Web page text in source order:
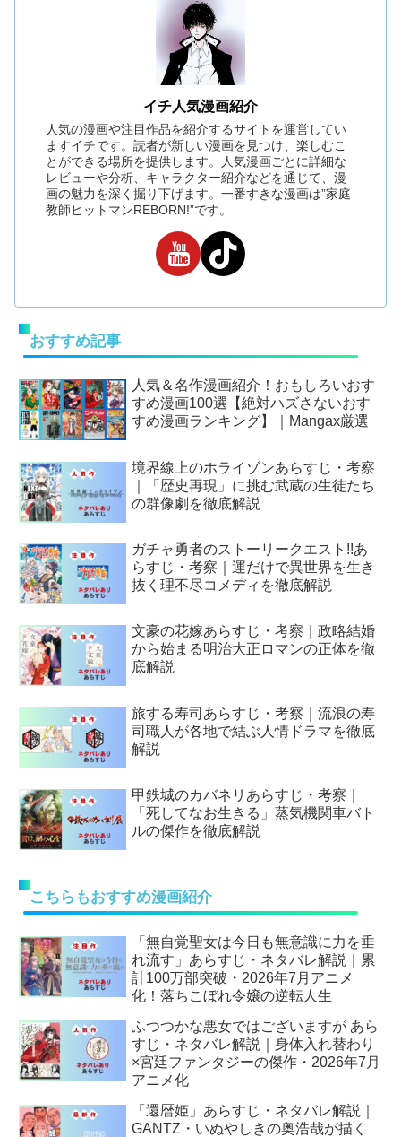
イチ人気漫画紹介
人気の漫画や注目作品を紹介するサイトを運営してい
ますイチです。読者が新しい漫画を見つけ、楽しむこ
とができる場所を提供します。人気漫画ごとに詳細な
レビューや分析、キャラクター紹介などを通じて、漫
画の魅力を深く掘り下げます。一番すきな漫画は”家庭
教師ヒットマンREBORN!”です。
おすすめ記事
人気＆名作漫画紹介！おもしろいおす
すめ漫画100選【絶対ハズさないおす
すめ漫画ランキング】｜Mangax厳選
境界線上のホライゾンあらすじ・考察
｜「歴史再現」に挑む武蔵の生徒たち
の群像劇を徹底解説
ガチャ勇者のストーリークエスト!!あ
らすじ・考察｜運だけで異世界を生き
抜く理不尽コメディを徹底解説
文豪の花嫁あらすじ・考察｜政略結婚
から始まる明治大正ロマンの正体を徹
底解説
旅する寿司あらすじ・考察｜流浪の寿
司職人が各地で結ぶ人情ドラマを徹底
解説
甲鉄城のカバネリあらすじ・考察｜
「死してなお生きる」蒸気機関車バト
ルの傑作を徹底解説
こちらもおすすめ漫画紹介
「無自覚聖女は今日も無意識に力を垂
れ流す」あらすじ・ネタバレ解説｜累
計100万部突破・2026年7月アニメ
化！落ちこぼれ令嬢の逆転人生
ふつつかな悪女ではございますが あら
すじ・ネタバレ解説｜身体入れ替わり
×宮廷ファンタジーの傑作・2026年7月
アニメ化
「還暦姫」あらすじ・ネタバレ解説｜
GANTZ・いぬやしきの奥浩哉が描く